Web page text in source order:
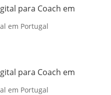
para Coach em
em Portugal
para Coach em
em Portugal